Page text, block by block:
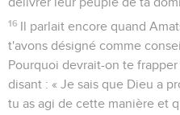
16 Il parlait encore quand
t'avons désigné comme
Pourquoi devrait-on te
disant : « Je sais que Dieu a
tu as agi de cette manière et